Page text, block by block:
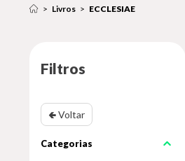
Livros ECCLESIAE
Filtros
🢀 Voltar